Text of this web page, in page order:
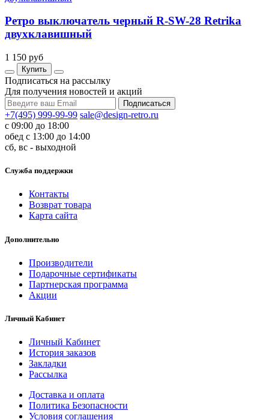
Ретро выключатель черный R-SW-28 Retrika
двухклавишный
1 150 руб
Купить
Подписаться на рассылку
Для получения новостей и акций
+7(495) 999-99-99 sale@design-retro.ru
с 09:00 до 18:00
обед с 13:00 до 14:00
сб, вс - выходной
Служба поддержки
Контакты
Возврат товара
Карта сайта
Дополнительно
Производители
Подарочные сертификаты
Партнерская программа
Акции
Личный Кабинет
Личный Кабинет
История заказов
Закладки
Рассылка
Доставка и оплата
Политика Безопасности
Условия соглашения